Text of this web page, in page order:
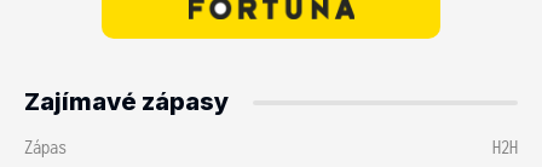
Zajímavé zápasy
Zápas
H2H